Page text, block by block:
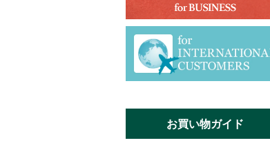
お買い物ガイド